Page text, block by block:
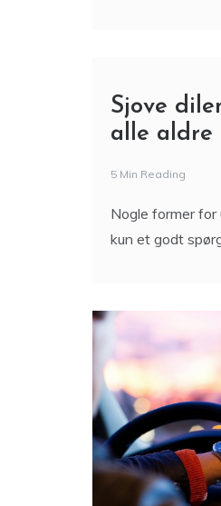
Sjove
alle aldre
5 Min Reading
Nogle former
kun et godt